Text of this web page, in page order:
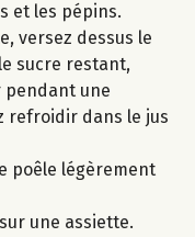
et les pépins.
versez dessus le
sucre restant,
pendant une
refroidir dans le jus
poêle légèrement
une assiette.